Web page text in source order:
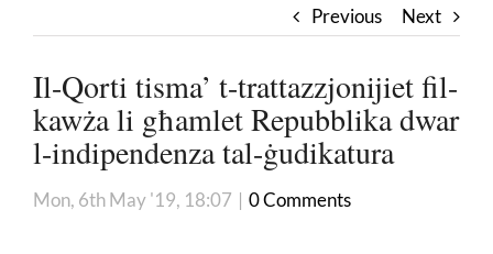
Previous Next
Il-Qorti tisma’ t-trattazzjonijiet fil-
kawża li għamlet Repubblika dwar
l-indipendenza tal-ġudikatura
Mon, 6th May '19, 18:07 | 0 Comments